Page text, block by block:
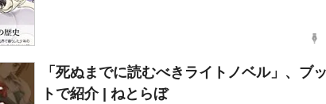
「死ぬまでに読むべきライトノベル」、ブ
トで紹介 | ねとらぼ